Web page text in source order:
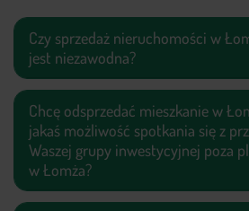
Czy sprzedaż nieruchomości w Łomża za gotówkę
jest niezawodna?
Chcę odsprzedać mieszkanie w Łomża. Czy istnieje
jakaś możliwość spotkania się z przedstawicielem
Waszej grupy inwestycyjnej poza placówką spółki
w Łomża?